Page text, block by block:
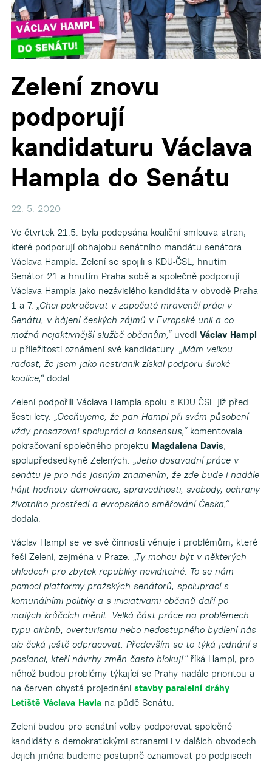
Zelení znovu
podporují
kandidaturu Václava
Hampla do Senátu
22. 5. 2020
Ve čtvrtek 21.5. byla podepsána koaliční smlouva stran,
které podporují obhajobu senátního mandátu senátora
Václava Hampla. Zelení se spojili s KDU-ČSL, hnutím
Senátor 21 a hnutím Praha sobě a společně podporují
Václava Hampla jako nezávislého kandidáta v obvodě Praha
1 a 7. „Chci pokračovat v započaté mravenčí práci v
Senátu, v hájení českých zájmů v Evropské unii a co
možná nejaktivnější službě občanům,“uvedl Václav Hampl
u příležitosti oznámení své kandidatury. „Mám velkou
radost, že jsem jako nestraník získal podporu široké
koalice,“dodal.
Zelení podpořili Václava Hampla spolu s KDU-ČSL již před
šesti lety. „Oceňujeme, že pan Hampl při svém působení
vždy prosazoval spolupráci a konsensus,“komentovala
pokračovaní společného projektu Magdalena Davis,
spolupředsedkyně Zelených. „Jeho dosavadní práce v
senátu je pro nás jasným znamením, že zde bude i nadále
hájit hodnoty demokracie, spravedlnosti, svobody, ochrany
životního prostředí a evropského směřování Česka,“
dodala.
Václav Hampl se ve své činnosti věnuje i problémům, které
řeší Zelení, zejména v Praze. „Ty mohou být v některých
ohledech pro zbytek republiky neviditelné. To se nám
pomocí platformy pražských senátorů, spoluprací s
komunálními politiky a s iniciativami občanů daří po
malých krůčcích měnit. Velká část práce na problémech
typu airbnb, overturismu nebo nedostupného bydlení nás
ale čeká ještě odpracovat. Především se to týká jednání s
poslanci, kteří návrhy změn často blokují.”říká Hampl, pro
něhož budou problémy týkající se Prahy nadále prioritou a
na červen chystá projednání stavby paralelní dráhy
Letiště Václava Havlana půdě Senátu.
Zelení budou pro senátní volby podporovat společné
kandidáty s demokratickými stranami i v dalších obvodech.
Jejich jména budeme postupně oznamovat po podpisech